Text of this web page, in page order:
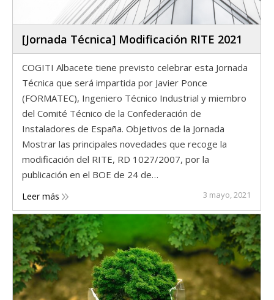
[Jornada Técnica] Modificación RITE 2021
COGITI Albacete tiene previsto celebrar esta Jornada
Técnica que será impartida por Javier Ponce
(FORMATEC), Ingeniero Técnico Industrial y miembro
del Comité Técnico de la Confederación de
Instaladores de España. Objetivos de la Jornada
Mostrar las principales novedades que recoge la
modificación del RITE, RD 1027/2007, por la
publicación en el BOE de 24 de…
Leer más 3 mayo, 2021